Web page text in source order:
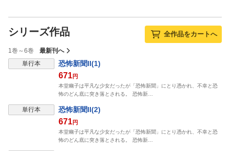
シリーズ作品 全作品をカートへ
1巻～6巻
最新刊へ
単行本
恐怖新聞II(1)
671円
本堂幽子は平凡な少女だったが「恐怖新聞」にとり憑かれ、不幸と恐
怖のどん底に突き落とされる。 恐怖新…
単行本 恐怖新聞II(2)
671円
本堂幽子は平凡な少女だったが「恐怖新聞」にとり憑かれ、不幸と恐
怖のどん底に突き落とされる。 恐怖新…